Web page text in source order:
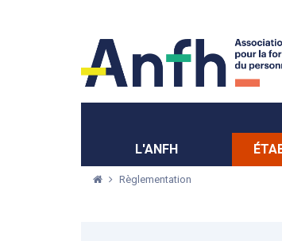
L'ANFH
Règlementation